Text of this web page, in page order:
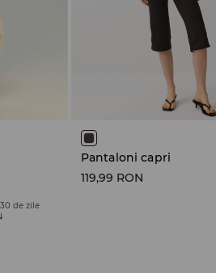
de zile
Pantaloni capri
119,99 RON